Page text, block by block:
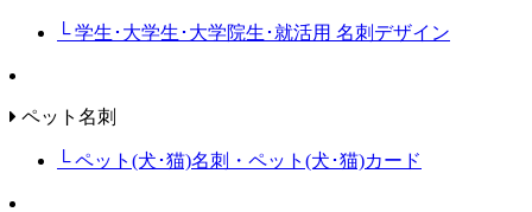
└ 学生･大学生･大学院生･就活用 名刺デザイン
ペット名刺
└ ペット(犬･猫)名刺・ペット(犬･猫)カード